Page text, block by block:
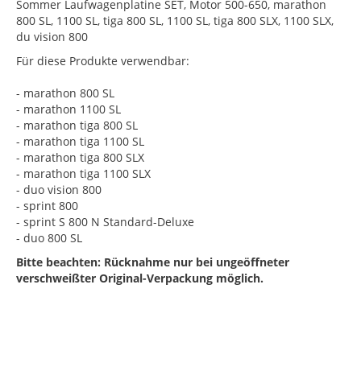
Sommer Laufwagenplatine SET, Motor 500-650, marathon
800 SL, 1100 SL, tiga 800 SL, 1100 SL, tiga 800 SLX, 1100 SLX,
du vision 800
Für diese Produkte verwendbar:
- marathon 800 SL
- marathon 1100 SL
- marathon tiga 800 SL
- marathon tiga 1100 SL
- marathon tiga 800 SLX
- marathon tiga 1100 SLX
- duo vision 800
- sprint 800
- sprint S 800 N Standard-Deluxe
- duo 800 SL
Bitte beachten: Rücknahme nur bei ungeöffneter
verschweißter Original-Verpackung möglich.